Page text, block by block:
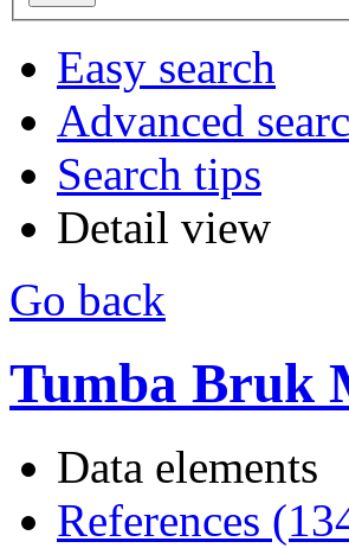
Easy search
Advanced
Search tips
Detail view
Go back
Tumba Bruk
Data elements
References